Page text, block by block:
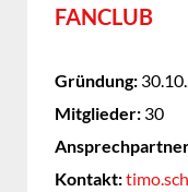
FANCLUB
Gründung:
Mitglieder: 30
Kontakt: